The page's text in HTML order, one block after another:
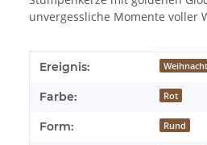
unvergessliche Momente voller
Produkteigenschaft
Wert
Ereignis:
Farbe: Rot
Form: Rund